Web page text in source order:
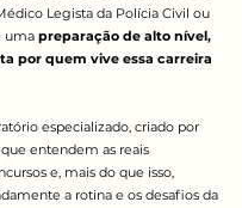
Legista da Polícia Civil ou
uma preparação de alto nível,
por quem vive essa carreira
especializado, criado por
entendem as reais
e, mais do que isso,
a rotina e os desafios da